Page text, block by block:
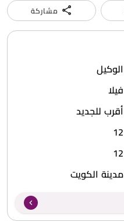
مشاركة
الوكيل
فيلا
أقرب للجديد
12
12
مدينة الكويت